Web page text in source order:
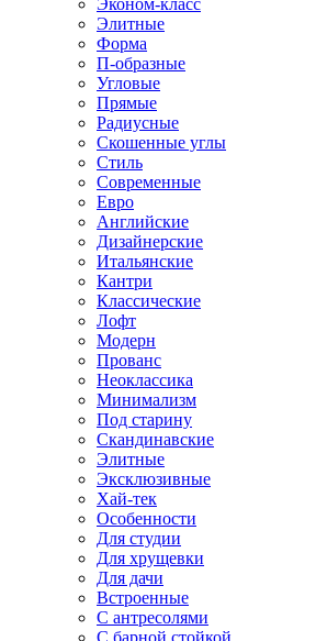
Эконом-класс
Элитные
Форма
П-образные
Угловые
Прямые
Радиусные
Скошенные углы
Стиль
Современные
Евро
Английские
Дизайнерские
Итальянские
Кантри
Классические
Лофт
Модерн
Прованс
Неоклассика
Минимализм
Под старину
Скандинавские
Элитные
Эксклюзивные
Хай-тек
Особенности
Для студии
Для хрущевки
Для дачи
Встроенные
С антресолями
С барной стойкой